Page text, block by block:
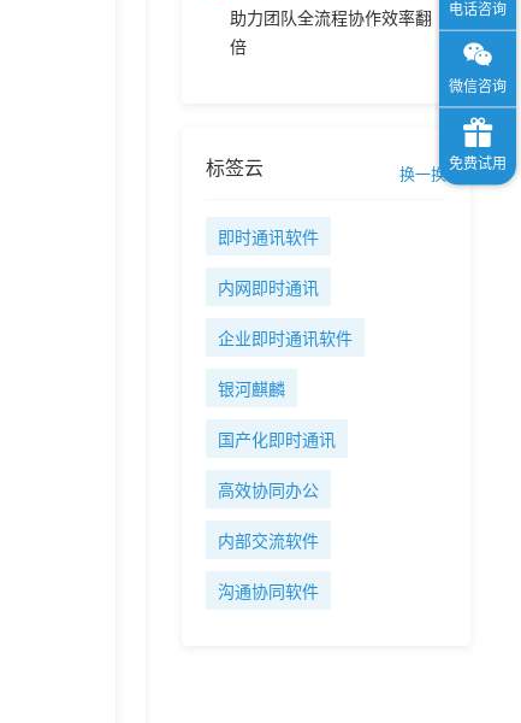
助力团队全流程协作效率翻
倍
标签云 换一换
即时通讯软件
内网即时通讯
企业即时通讯软件
银河麒麟
国产化即时通讯
高效协同办公
内部交流软件
沟通协同软件